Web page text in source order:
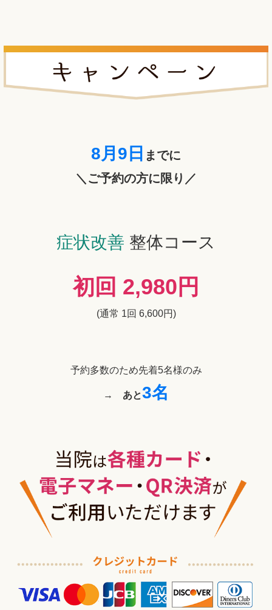
8月9日 までに
＼ご予約の方に限り／
症状改善 整体コース
初回 2,980円
(通常 1回 6,600円)
予約多数のため先着5名様のみ
→ あと3名